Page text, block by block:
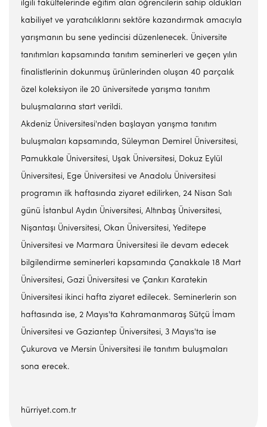
ilgili fakültelerinde eğitim alan öğrencilerin sahip oldukları
kabiliyet ve yaratıcılıklarını sektöre kazandırmak amacıyla
yarışmanın bu sene yedincisi düzenlenecek. Üniversite
tanıtımları kapsamında tanıtım seminerleri ve geçen yılın
finalistlerinin dokunmuş ürünlerinden oluşan 40 parçalık
özel koleksiyon ile 20 üniversitede yarışma tanıtım
buluşmalarına start verildi.
Akdeniz Üniversitesi'nden başlayan yarışma tanıtım
buluşmaları kapsamında, Süleyman Demirel Üniversitesi,
Pamukkale Üniversitesi, Uşak Üniversitesi, Dokuz Eylül
Üniversitesi, Ege Üniversitesi ve Anadolu Üniversitesi
programın ilk haftasında ziyaret edilirken, 24 Nisan Salı
günü İstanbul Aydın Üniversitesi, Altınbaş Üniversitesi,
Nişantaşı Üniversitesi, Okan Üniversitesi, Yeditepe
Üniversitesi ve Marmara Üniversitesi ile devam edecek
bilgilendirme seminerleri kapsamında Çanakkale 18 Mart
Üniversitesi, Gazi Üniversitesi ve Çankırı Karatekin
Üniversitesi ikinci hafta ziyaret edilecek. Seminerlerin son
haftasında ise, 2 Mayıs'ta Kahramanmaraş Sütçü İmam
Üniversitesi ve Gaziantep Üniversitesi, 3 Mayıs'ta ise
Çukurova ve Mersin Üniversitesi ile tanıtım buluşmaları
sona erecek.
hürriyet.com.tr